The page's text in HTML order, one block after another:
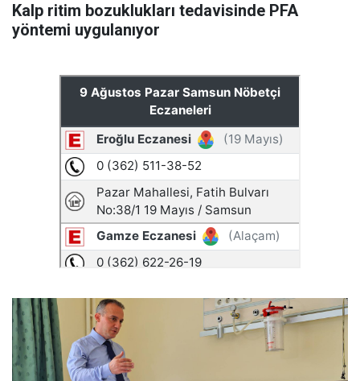
Kalp ritim bozuklukları tedavisinde PFA
yöntemi uygulanıyor